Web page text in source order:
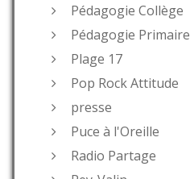
Pédagogie Collège
Pédagogie Primaire
Plage 17
Pop Rock Attitude
presse
Puce à l'Oreille
Radio Partage